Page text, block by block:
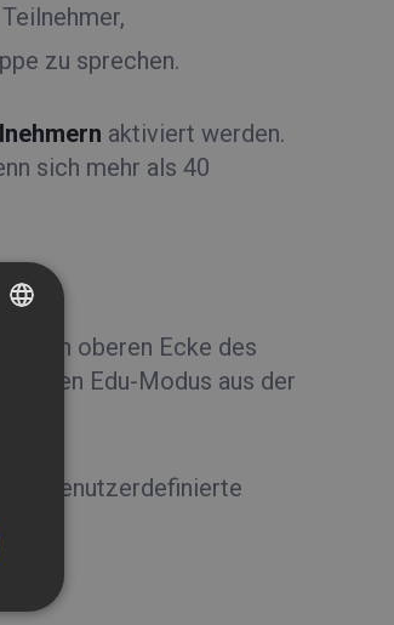
zu sprechen.
aktiviert werden.
sich mehr als 40
linken oberen Ecke des
den Edu-Modus aus der
benutzerdefinierte